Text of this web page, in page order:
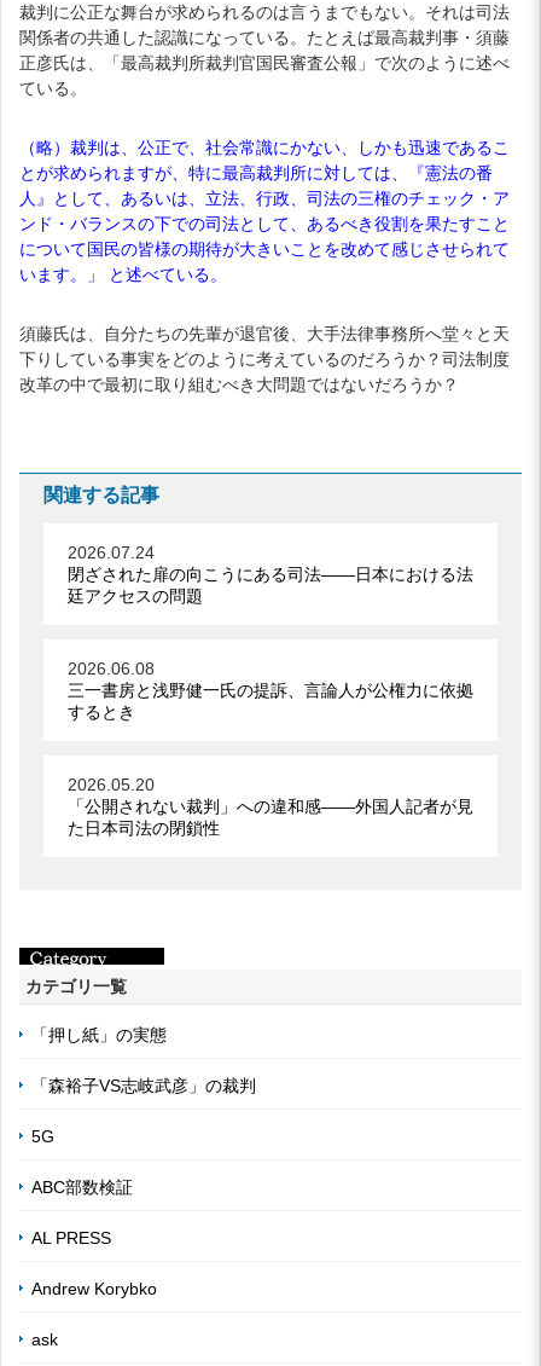
裁判に公正な舞台が求められるのは言うまでもない。それは司法
関係者の共通した認識になっている。たとえば最高裁判事・須藤
正彦氏は、「最高裁判所裁判官国民審査公報」で次のように述べ
ている。
（略）裁判は、公正で、社会常識にかない、しかも迅速であるこ
とが求められますが、特に最高裁判所に対しては、『憲法の番
人』として、あるいは、立法、行政、司法の三権のチェック・ア
ンド・バランスの下での司法として、あるべき役割を果たすこと
について国民の皆様の期待が大きいことを改めて感じさせられて
います。」 と述べている。
須藤氏は、自分たちの先輩が退官後、大手法律事務所へ堂々と天
下りしている事実をどのように考えているのだろうか？司法制度
改革の中で最初に取り組むべき大問題ではないだろうか？
関連する記事
2026.07.24
閉ざされた扉の向こうにある司法――日本における法
廷アクセスの問題
2026.06.08
三一書房と浅野健一氏の提訴、言論人が公権力に依拠
するとき
2026.05.20
「公開されない裁判」への違和感――外国人記者が見
た日本司法の閉鎖性
カテゴリ一覧
「押し紙」の実態
「森裕子VS志岐武彦」の裁判
5G
ABC部数検証
AL PRESS
Andrew Korybko
ask